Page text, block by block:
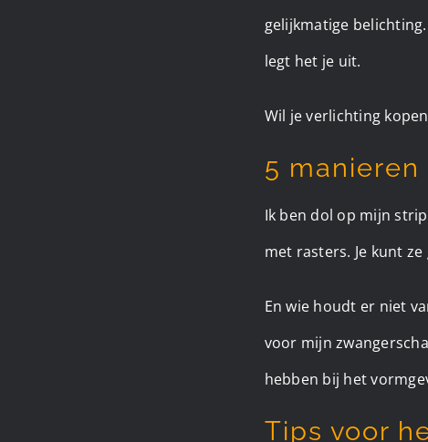
gelijkmatige
legt het je uit.
Wil je verlichting
5
Ik ben dol op mijn
met rasters. Je kunt
En wie houdt er niet
voor mijn
hebben bij het
Tips voor